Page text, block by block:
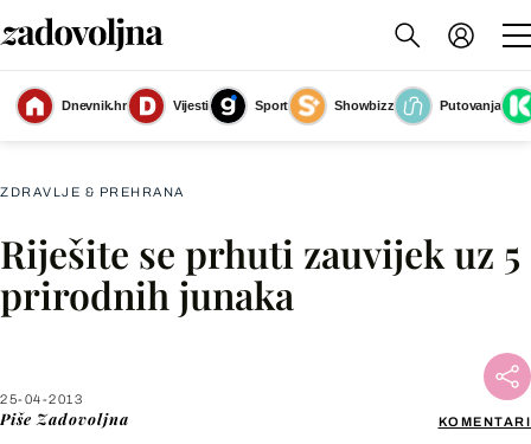
Dnevnik.hr Vijesti Sport Showbizz
Putovanja
Slika nije dostupna
ZDRAVLJE & PREHRANA
Riješite se prhuti zauvijek uz 5
prirodnih junaka
25-04-2013
Piše Zadovoljna KOMENTARI
Facebook